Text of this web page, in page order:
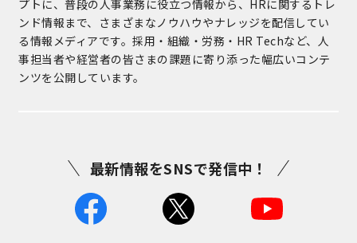
プトに、普段の人事業務に役立つ情報から、HRに関するトレ
ンド情報まで、さまざまなノウハウやナレッジを配信してい
る情報メディアです。採用・組織・労務・HR Techなど、人
事担当者や経営者の皆さまの課題に寄り添った幅広いコンテ
ンツを公開しています。
最新情報をSNSで発信中！